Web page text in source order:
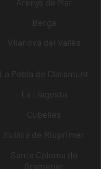
Berga
Vilanova del Vallès
La Pobla de Claramunt
La Llagosta
Cubelles
Eulàlia de Riuprimer
Santa Coloma de
Gramenet